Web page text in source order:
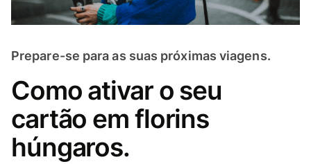
Como ativar o seu
cartão em florins
húngaros.
Prepare-se para as suas próximas viagens.